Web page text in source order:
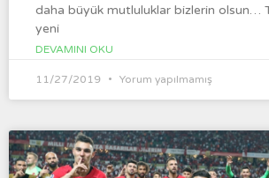
daha büyük mutluluklar bizlerin olsun…
yeni
DEVAMINI OKU
11/27/2019 Yorum yapılmamış